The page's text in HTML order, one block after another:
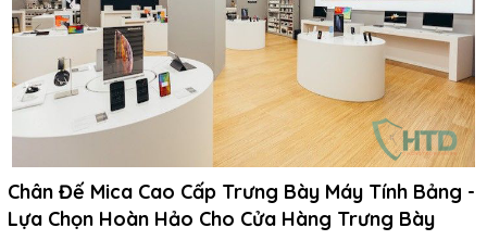
Chân Đế Mica Cao Cấp Trưng Bày Máy Tính Bảng -
Lựa Chọn Hoàn Hảo Cho Cửa Hàng Trưng Bày